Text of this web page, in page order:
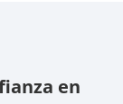
en